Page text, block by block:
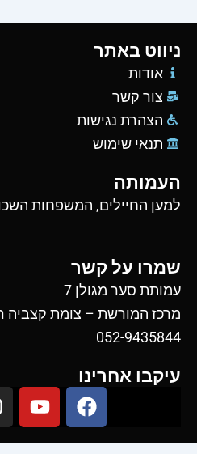
ניווט באתר
אודות
צור קשר
הצהרת נגישות
תנאי שימוש
העמותה
למען החיילים, המשפחות
שמרו על קשר
עמותת סער מגולן 7
מרכז המורשת – צומת קצביה
052-9435844
עיקבו אחרינו
F
a
c
Y
o
u